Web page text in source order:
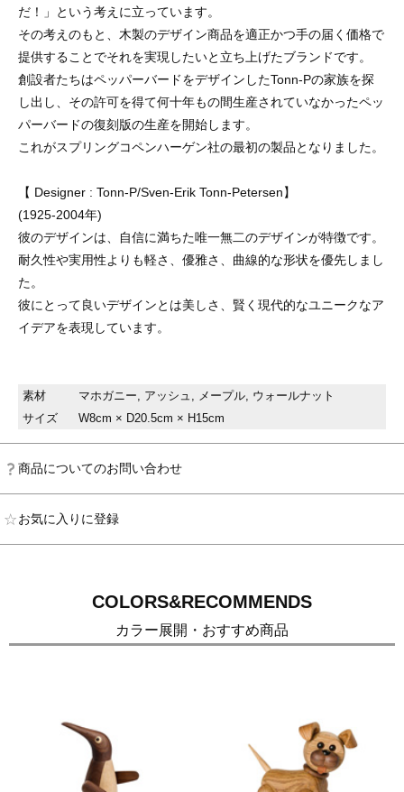
だ！」という考えに立っています。
その考えのもと、木製のデザイン商品を適正かつ手の届く価格で
提供することでそれを実現したいと立ち上げたブランドです。
創設者たちはペッパーバードをデザインしたTonn-Pの家族を探
し出し、その許可を得て何十年もの間生産されていなかったペッ
パーバードの復刻版の生産を開始します。
これがスプリングコペンハーゲン社の最初の製品となりました。
【 Designer : Tonn-P/Sven-Erik Tonn-Petersen】
(1925-2004年)
彼のデザインは、自信に満ちた唯一無二のデザインが特徴です。
耐久性や実用性よりも軽さ、優雅さ、曲線的な形状を優先しまし
た。
彼にとって良いデザインとは美しさ、賢く現代的なユニークなア
イデアを表現しています。
素材
マホガニー, アッシュ, メープル, ウォールナット
サイズ
W8cm × D20.5cm × H15cm
商品についてのお問い合わせ
お気に入りに登録
COLORS&RECOMMENDS
カラー展開・おすすめ商品